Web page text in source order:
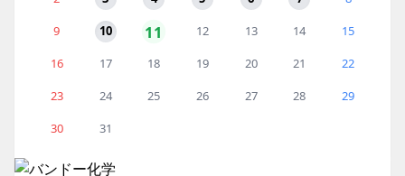
9
10 11 12 13 14
15
16
17 18 19 20 21
22
23
24 25 26 27 28
29
30
31